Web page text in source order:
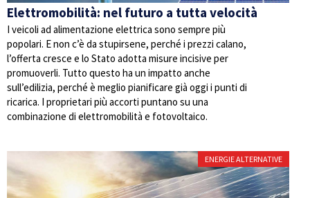
Elettromobilità: nel futuro a tutta velocità
I veicoli ad alimentazione elettrica sono sempre più
popolari. E non c’è da stupirsene, perché i prezzi calano,
l’offerta cresce e lo Stato adotta misure incisive per
promuoverli. Tutto questo ha un impatto anche
sull’edilizia, perché è meglio pianificare già oggi i punti di
ricarica. I proprietari più accorti puntano su una
combinazione di elettromobilità e fotovoltaico.
ENERGIE ALTERNATIVE